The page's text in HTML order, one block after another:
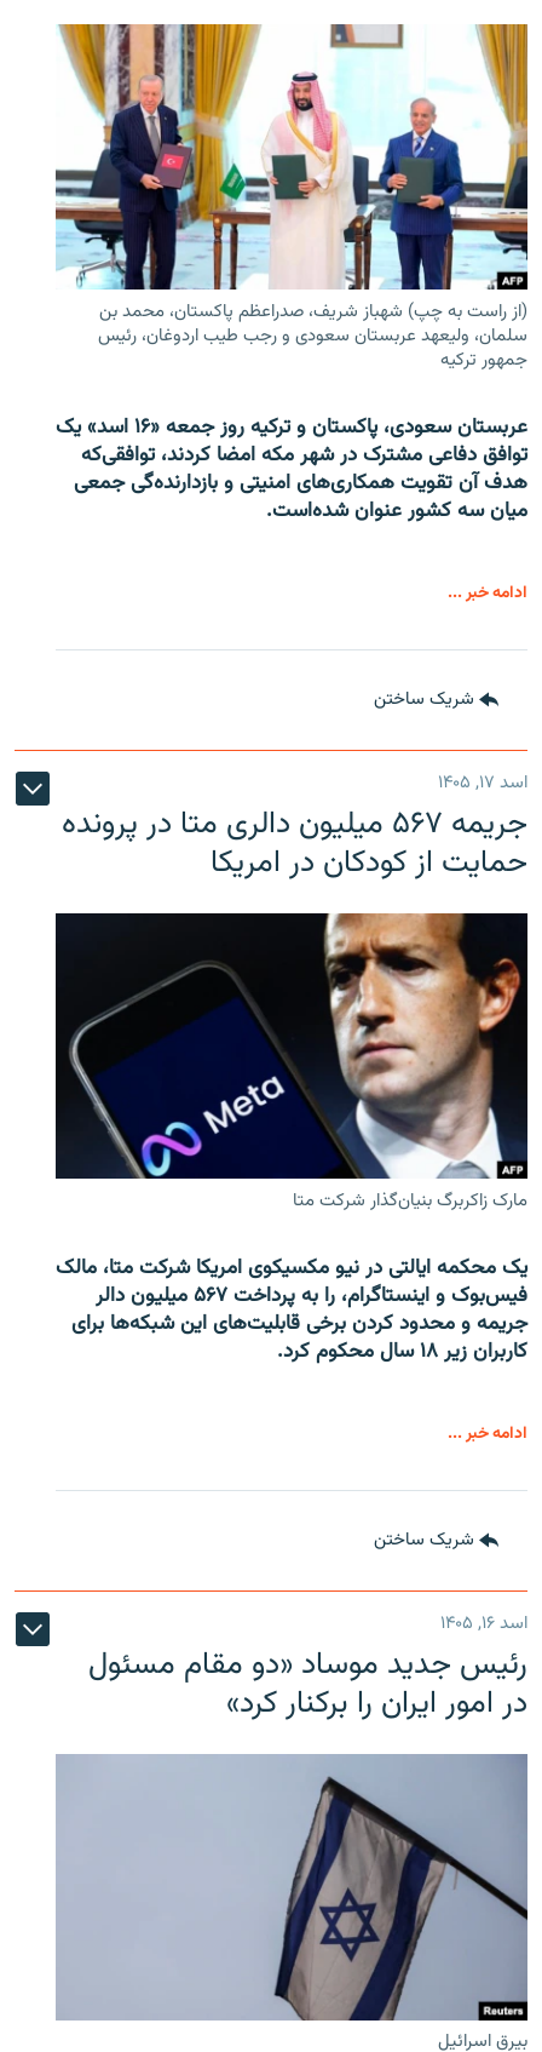
(از راست به چپ) شهباز شریف، صدراعظم پاکستان، محمد بن
سلمان، ولیعهد عربستان سعودی و رجب طیب اردوغان، رئیس
جمهور ترکیه
عربستان سعودی، پاکستان و ترکیه روز جمعه «۱۶ اسد» یک
توافق دفاعی مشترک در شهر مکه امضا کردند، توافقی‌که
هدف آن تقویت همکاری‌های امنیتی و بازدارنده‌گی جمعی
میان سه کشور عنوان شده‌است.
ادامه خبر ...
شریک ساختن
اسد ۱۷, ۱۴۰۵
جریمه ۵۶۷ میلیون دالری متا در پرونده
حمایت از کودکان در امریکا
مارک زاکربرگ بنیان‌گذار شرکت متا
یک محکمه ایالتی در نیو مکسیکوی امریکا شرکت متا، مالک
فیس‌بوک و اینستاگرام، را به پرداخت ۵۶۷ میلیون دالر
جریمه و محدود کردن برخی قابلیت‌های این شبکه‌ها برای
کاربران زیر ۱۸ سال محکوم کرد.
ادامه خبر ...
شریک ساختن
اسد ۱۶, ۱۴۰۵
رئیس جدید موساد «دو مقام مسئول
در امور ایران را برکنار کرد»
بیرق اسرائیل